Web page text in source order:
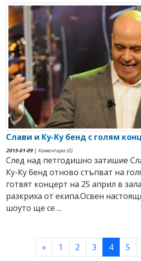
Слави и Ку-Ку бенд с голям
2015-01-09| Коментари (0)
След над петгодишно затишие
Ку-Ку бенд отново стъпват на
готвят концерт на 25 април в
разкриха от екипа.Освен
шоуто ще се ...
« 1 2 3 4 5